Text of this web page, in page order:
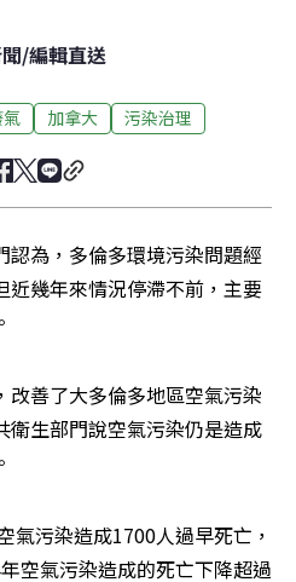
/編輯直送
加拿大 污染治理
為，多倫多環境污染問題經
近幾年來情況停滯不前，主要
改善了大多倫多地區空氣污染
衛生部門說空氣污染仍是造成
氣污染造成1700人過早死亡，
空氣污染造成的死亡下降超過